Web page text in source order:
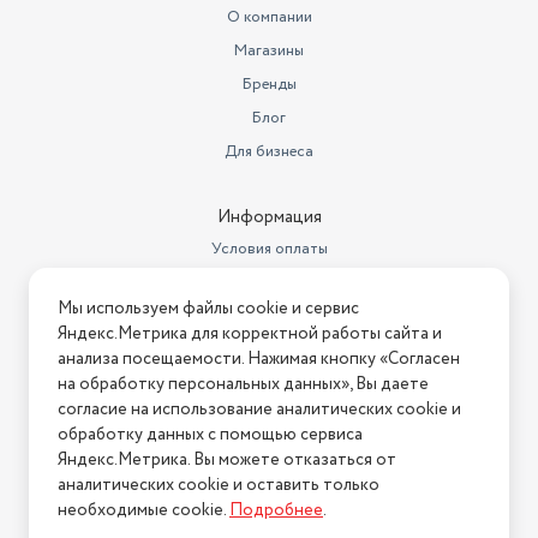
- Для семейного использования – удобный размер для
- Для ценителей качества – чугунная посуда проверена
Чугунная сковорода MC2160W – это:
- Натуральность и безопасность
- Профессиональное качество приготовления
Закажите прямо сейчас и получите надежного помощника
на своей кухне!
да
3
16
Особенности посуды для
Назначение посуды
для дома
Количество сковород в наборе 1 шт.
Назначение подарка
бабушке
Диаметр предмета
16
Тип сковороды
классическая
О компании
Магазины
Бренды
Блог
Для бизнеса
Информация
Условия оплаты
Условия возврата
Нашли ошибку на сайте? Напишите нам
2026 © Интернет-магазин "АстМаркет". У нас есть всё!
Политика конфиденциальности
Мы используем файлы cookie и сервис
Яндекс.Метрика для корректной работы сайта и
анализа посещаемости. Нажимая кнопку «Согласен
на обработку персональных данных», Вы даете
согласие на использование аналитических cookie и
обработку данных с помощью сервиса
Яндекс.Метрика. Вы можете отказаться от
аналитических cookie и оставить только
необходимые cookie.Подробнее.